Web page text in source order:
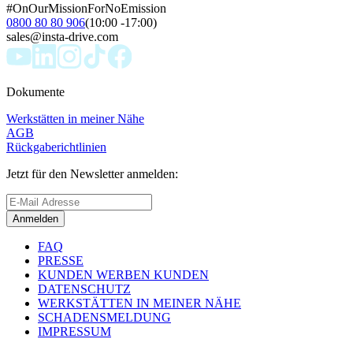
#OnOurMissionForNoEmission
0800 80 80 906(10:00 -17:00)
sales@insta-drive.com
Dokumente
Werkstätten in meiner Nähe
AGB
Rückgaberichtlinien
Jetzt für den Newsletter anmelden:
Anmelden
FAQ
PRESSE
KUNDEN WERBEN KUNDEN
DATENSCHUTZ
WERKSTÄTTEN IN MEINER NÄHE
SCHADENSMELDUNG
IMPRESSUM